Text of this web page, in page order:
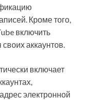
Кроме того,
включить
аккаунтов.
включает
электронной